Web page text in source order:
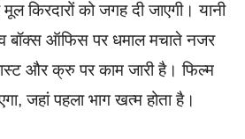
किरदारों को जगह दी जाएगी। यानी
बॉक्स ऑफिस पर धमाल मचाते नजर
और क्रु पर काम जारी है। फिल्म
जहां पहला भाग खत्म होता है।